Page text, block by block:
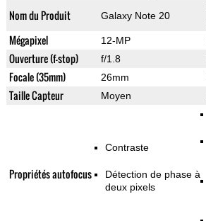
Nom du Produit Galaxy Note 20
Mégapixel 12-MP
Ouverture (f-stop) f/1.8
Focale (35mm) 26mm
Taille Capteur Moyen
Propriétés autofocus
Contraste
Détection de phase à
deux pixels